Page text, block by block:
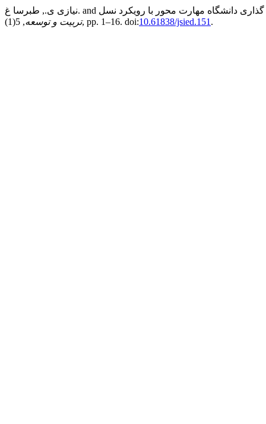
تربیت و توسعه, 5(1), pp. 1–16. doi:10.61838/jsied.151 .